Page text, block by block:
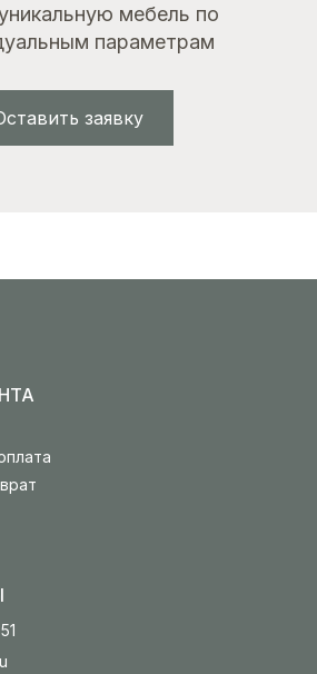
мебель по
параметрам
заявку